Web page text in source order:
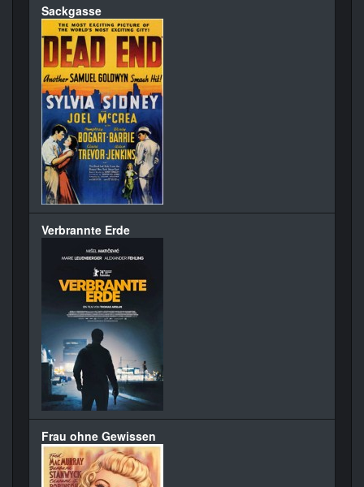
Sackgasse
Verbrannte Erde
Frau ohne Gewissen